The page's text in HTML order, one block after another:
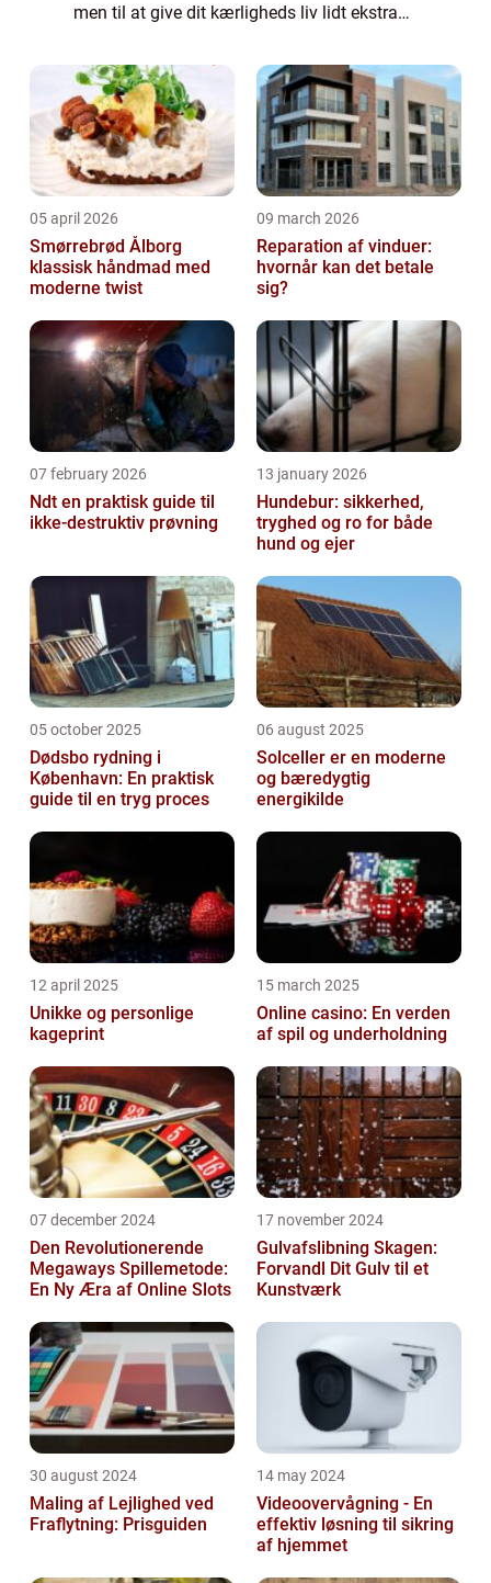
men til at give dit kærligheds liv lidt ekstra
05 april 2026
Smørrebrød Ålborg
klassisk håndmad med
moderne twist
09 march 2026
Reparation af vinduer:
hvornår kan det betale
sig?
07 february 2026
Ndt en praktisk guide til
ikke-destruktiv prøvning
13 january 2026
Hundebur: sikkerhed,
tryghed og ro for både
hund og ejer
05 october 2025
Dødsbo rydning i
København: En praktisk
guide til en tryg proces
06 august 2025
Solceller er en moderne
og bæredygtig
energikilde
12 april 2025
Unikke og personlige
kageprint
15 march 2025
Online casino: En verden
af spil og underholdning
07 december 2024
Den Revolutionerende
Megaways Spillemetode:
En Ny Æra af Online Slots
17 november 2024
Gulvafslibning Skagen:
Forvandl Dit Gulv til et
Kunstværk
30 august 2024
Maling af Lejlighed ved
Fraflytning: Prisguiden
14 may 2024
Videoovervågning - En
effektiv løsning til sikring
af hjemmet